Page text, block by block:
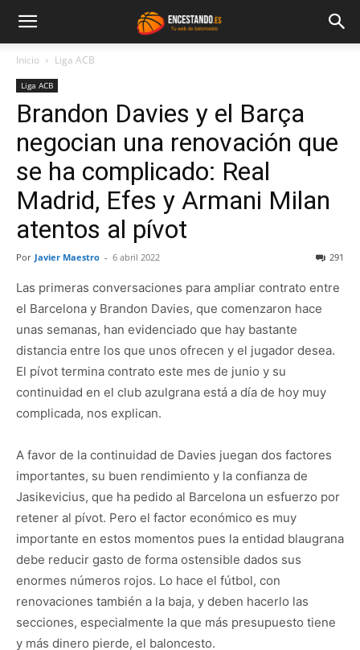
Inicio Liga ACB
Liga ACB
Brandon Davies y el Barça
negocian una renovación que
se ha complicado: Real
Madrid, Efes y Armani Milan
atentos al pívot
Por Javier Maestro - 6 abril 2022 291
Las primeras conversaciones para ampliar contrato entre
el Barcelona y Brandon Davies, que comenzaron hace
unas semanas, han evidenciado que hay bastante
distancia entre los que unos ofrecen y el jugador desea.
El pívot termina contrato este mes de junio y su
continuidad en el club azulgrana está a día de hoy muy
complicada, nos explican.
A favor de la continuidad de Davies juegan dos factores
importantes, su buen rendimiento y la confianza de
Jasikevicius, que ha pedido al Barcelona un esfuerzo por
retener al pívot. Pero el factor económico es muy
importante en estos momentos pues la entidad blaugrana
debe reducir gasto de forma ostensible dados sus
enormes números rojos. Lo hace el fútbol, con
renovaciones también a la baja, y deben hacerlo las
secciones, especialmente la que más presupuesto tiene
y más dinero pierde, el baloncesto.